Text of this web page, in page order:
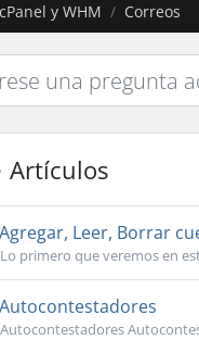
cPanel y WHM Correos
Artículos
Leer, Borrar
Lo primero que veremos en
Autocontestadores